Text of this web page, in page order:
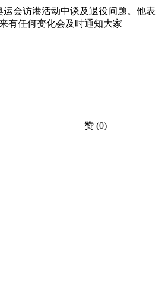
运会访港活动中谈及退役问题。他表
有任何变化会及时通知大家
赞 (0)